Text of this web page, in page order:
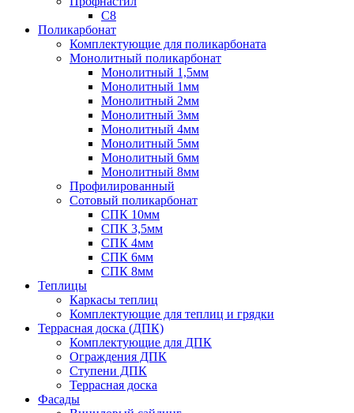
С8
Поликарбонат
Комплектующие для поликарбоната
Монолитный поликарбонат
Монолитный 1,5мм
Монолитный 1мм
Монолитный 2мм
Монолитный 3мм
Монолитный 4мм
Монолитный 5мм
Монолитный 6мм
Монолитный 8мм
Профилированный
Сотовый поликарбонат
СПК 10мм
СПК 3,5мм
СПК 4мм
СПК 6мм
СПК 8мм
Теплицы
Каркасы теплиц
Комплектующие для теплиц и грядки
Террасная доска (ДПК)
Комплектующие для ДПК
Ограждения ДПК
Ступени ДПК
Террасная доска
Фасады